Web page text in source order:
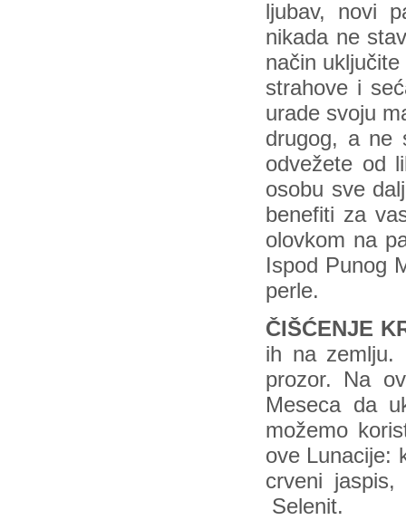
ljubav, novi
nikada ne
način
strahove i
urade svoju
drugog, a ne
odvežete od
osobu sve
benefiti za
olovkom na
Ispod Punog
perle.
ČIŠĆENJE
ih na zemlju.
prozor. Na
Meseca da
možemo
ove Lunacije:
crveni
Selenit.